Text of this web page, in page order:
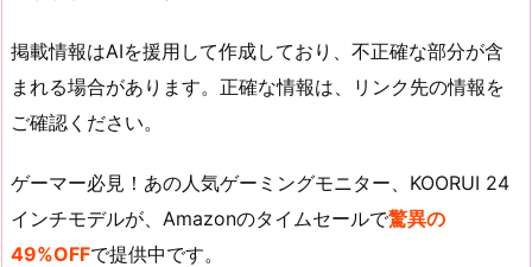
掲載情報はAIを援用して作成しており、不正確な部分が含
まれる場合があります。正確な情報は、リンク先の情報を
ご確認ください。
ゲーマー必見！あの人気ゲーミングモニター、KOORUI 24
インチモデルが、Amazonのタイムセールで驚異の
49%OFFで提供中です。